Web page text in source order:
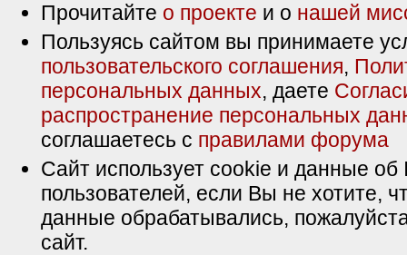
Прочитайте о проекте и о нашей
Пользуясь сайтом вы принимаете
пользовательского соглашения,
персональных данных, даете
распространение персональных
соглашаетесь с правилами форума
Сайт использует cookie и данные об
пользователей, если Вы не хотите,
данные обрабатывались,
сайт.